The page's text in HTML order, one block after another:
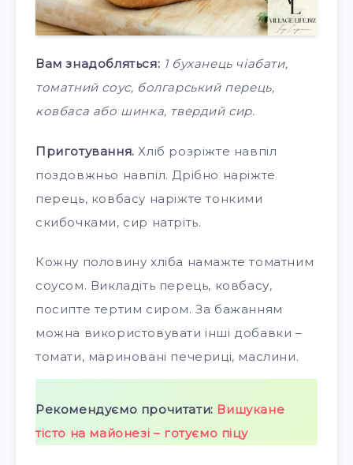
Вам знадобляться: 1 буханець чіабати,
томатний соус, болгарський перець,
ковбаса або шинка, твердий сир.
Приготування. Хліб розріжте навпіл
поздовжньо навпіл. Дрібно наріжте
перець, ковбасу наріжте тонкими
скибочками, сир натріть.
Кожну половину хліба намажте томатним
соусом. Викладіть перець, ковбасу,
посипте тертим сиром. За бажанням
можна використовувати інші добавки –
томати, мариновані печериці, маслини.
Рекомендуємо прочитати: Вишукане
тісто на майонезі – готуємо піцу